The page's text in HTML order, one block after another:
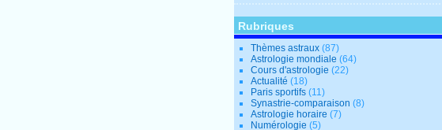
Rubriques
Thèmes astraux (87)
Astrologie mondiale (64)
Cours d'astrologie (22)
Actualité (18)
Paris sportifs (11)
Synastrie-comparaison (8)
Astrologie horaire (7)
Numérologie (5)